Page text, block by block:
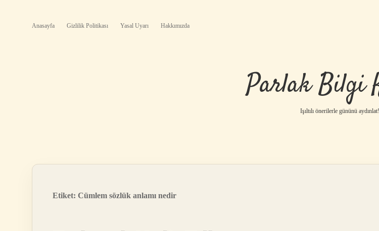
Anasayfa Gizlilik Politikası Yasal Uyarı Hakkımızda
Parlak Bilgi
Işıltılı önerilerle gününü aydınlat!
Etiket: Cümlem sözlük anlamı nedir